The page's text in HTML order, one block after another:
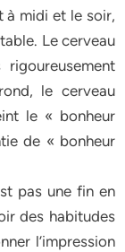
à midi et le soir,
Le cerveau
le cerveau
le « bonheur
de « bonheur
pas une fin en
des habitudes
l’impression